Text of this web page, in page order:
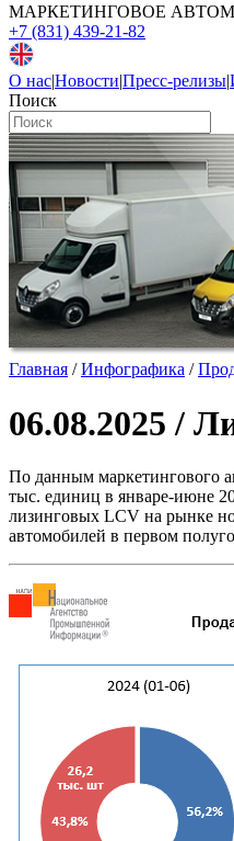
МАРКЕТИНГОВОЕ
+7 (831) 439-21-82
О нас|Новости|Пресс-релизы|
Поиск
Главная /Инфографика /
06.08.2025 /
По данным маркетингового
тыс. единиц в январе-июне
лизинговых LCV на рынке
автомобилей в первом